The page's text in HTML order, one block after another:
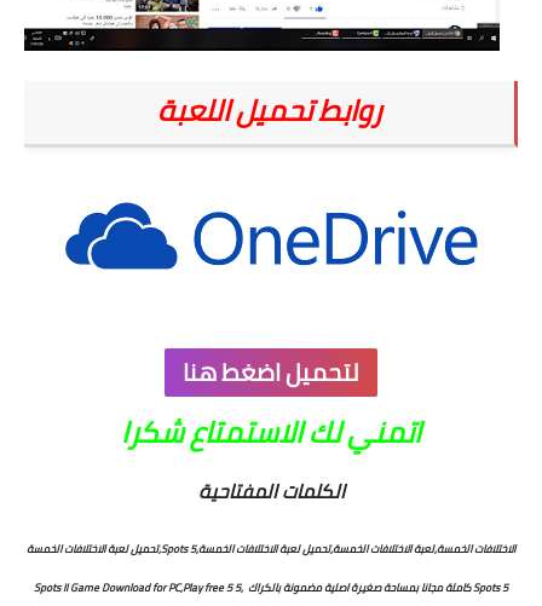
روابط تحميل اللعبة
لتحميل اضغط هنا
اتمني لك الاستمتاع شكرا
الكلمات المفتاحية
الاختلافات الخمسة,لعبة الاختلافات الخمسة,تحميل لعبة الاختلافات الخمسة,5 Spots,تحميل لعبة الاختلافات الخمسة
5 Spots كاملة مجانا بمساحة صغيرة اصلية مضمونة بالكراك ,5 Spots II Game Download for PC,Play free 5